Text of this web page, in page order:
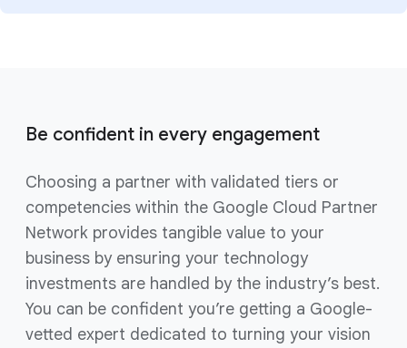
Be confident in every engagement
Choosing a partner with validated tiers or
competencies within the Google Cloud Partner
Network provides tangible value to your
business by ensuring your technology
investments are handled by the industry’s best.
You can be confident you’re getting a Google-
vetted expert dedicated to turning your vision